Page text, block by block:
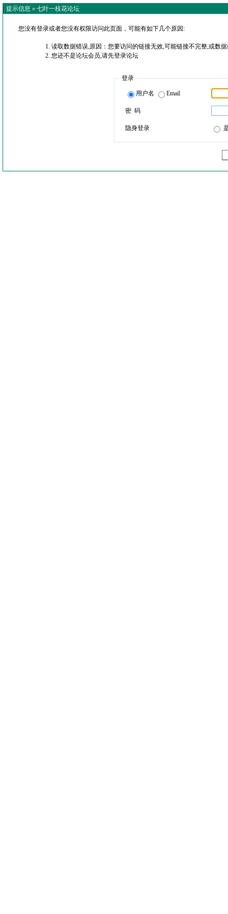
提示信息 » 七叶一枝花论坛
您没有登录或者您没有权限访问此页面，可能有如下几个原因:
读取数据错误,原因：您要访问的链接无效,可能链接不完整,或数
您还不是论坛会员,请先登录论坛
登录
用户名 Email
密 码
隐身登录